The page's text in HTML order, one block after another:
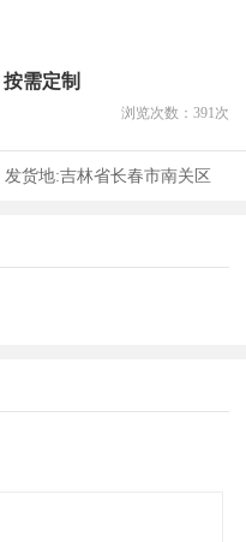
需定制
浏览次数： 391次
发货地:吉林省长春市南关区